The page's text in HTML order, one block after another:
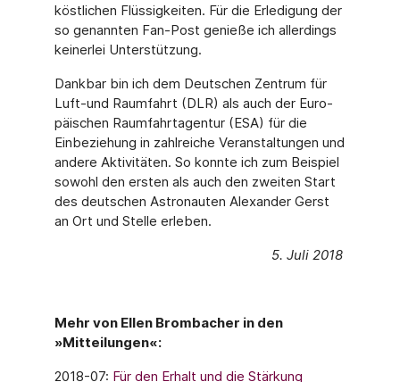
köstlichen Flüssigkeiten. Für die Erledigung der
so genannten Fan-Post genieße ich allerdings
keinerlei Unterstützung.
Dankbar bin ich dem Deutschen Zentrum für
Luft-und Raumfahrt (DLR) als auch der Euro­
päischen Raumfahrtagentur (ESA) für die
Einbeziehung in zahlreiche Veranstaltungen und
andere Aktivitäten. So konnte ich zum Beispiel
sowohl den ersten als auch den zweiten Start
des deutschen Astronauten Alexander Gerst
an Ort und Stelle erleben.
5. Juli 2018
Mehr von Ellen Brombacher in den
»Mitteilungen«:
2018-07: Für den Erhalt und die Stärkung